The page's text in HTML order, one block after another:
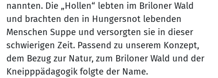
nannten. Die „Hollen“ lebten im Briloner Wald
und brachten den in Hungersnot lebenden
Menschen Suppe und versorgten sie in dieser
schwierigen Zeit. Passend zu unserem Konzept,
dem Bezug zur Natur, zum Briloner Wald und der
Kneipppädagogik folgte der Name.